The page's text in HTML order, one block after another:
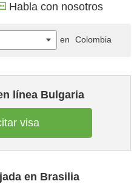
Habla con nosotros
línea Bulgaria
visa
en Brasilia
en Colombia